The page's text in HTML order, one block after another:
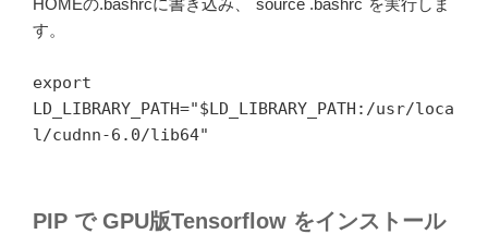
HOMEの.bashrcに書き込み、`source .bashrc`を実行しま
す。
export
LD_LIBRARY_PATH="$LD_LIBRARY_PATH:/usr/loca
l/cudnn-6.0/lib64"
PIP で GPU版Tensorflow をインストール